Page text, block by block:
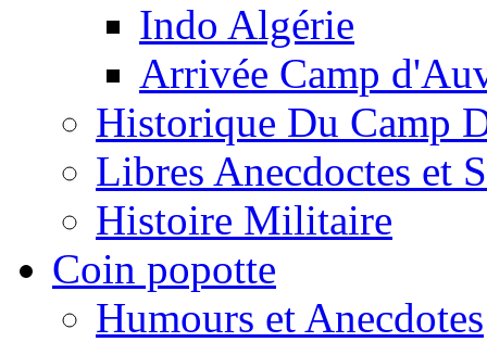
Indo Algérie
Arrivée Camp
Historique Du Camp
Libres Anecdoctes et
Histoire Militaire
Coin popotte
Humours et Anecdotes